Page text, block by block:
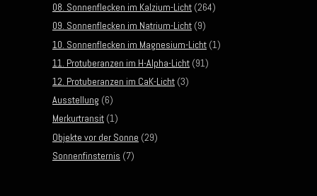
08. Sonnenflecken im Kalzium-Licht (264)
09. Sonnenflecken im Natrium-Licht (9)
10. Sonnenflecken im Magnesium-Licht (1)
11. Protuberanzen im H-Alpha-Licht (91)
12. Protuberanzen im CaK-Licht (3)
Ausstellung (6)
Merkurtransit (1)
Objekte vor der Sonne (29)
Sonnenfinsternis (7)